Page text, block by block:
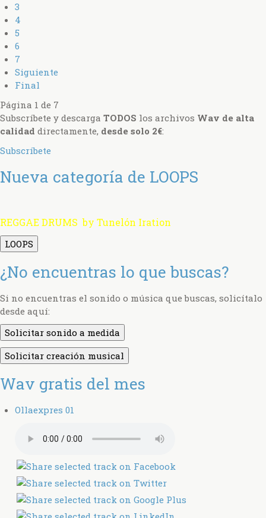
3
4
5
6
7
Siguiente
Final
Página 1 de 7
Subscríbete y descarga TODOS los archivos Wav de alta
calidad directamente, desde solo 2€:
Subscríbete
Nueva categoría de LOOPS
REGGAE DRUMS by Tunelón Iration
LOOPS
¿No encuentras lo que buscas?
Si no encuentras el sonido o música que buscas, solicítalo
desde aquí:
Solicitar sonido a medida
Solicitar creación musical
Wav gratis del mes
Ollaexpres 01